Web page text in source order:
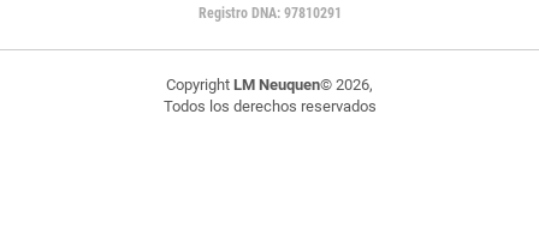
Registro DNA: 97810291
Copyright LM Neuquen© 2026,
Todos los derechos reservados